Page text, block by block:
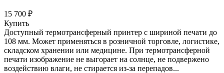
15 700 ₽
Купить
Доступный термотрансферный принтер с шириной печати до
108 мм. Может применяться в розничной торговле, логистике,
складском хранении или медицине. При термотрансферной
печати изображение не выгорает на солнце, не подвержено
воздействию влаги, не стирается из-за перепадов...